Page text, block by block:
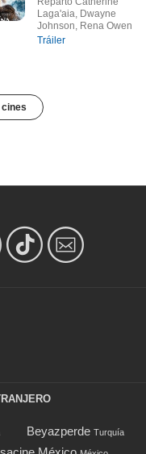
Laga'aia, Dwayne
Johnson, Rena Owen
Tráiler
cines
Beyazperde Turquía